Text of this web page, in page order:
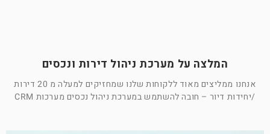
המלצה על מערכת ניהול דירות ונכסים
אנחנו ממליצים מאוד ללקוחות שלנו שמחזיקים למעלה מ 20 דירות
/יחידות דיור – חובה להשתמש במערכת ניהול נכסים מערכות CRM